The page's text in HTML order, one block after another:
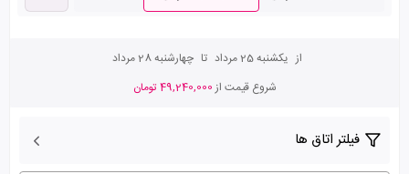
از یکشنبه 25 مرداد تا چهارشنبه 28 مرداد
شروع قیمت از49,240,000 تومان
فیلتر اتاق ها